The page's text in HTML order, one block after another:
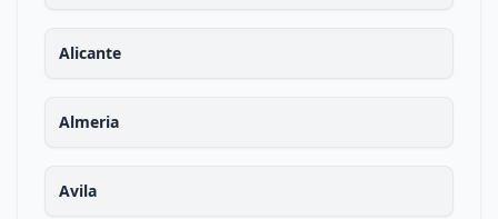
Alicante
Almeria
Avila